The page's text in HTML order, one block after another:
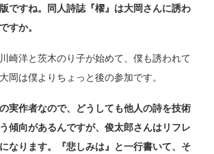
ですね。同人詩誌『櫂』は大岡さんに誘わ
すか。
崎洋と茨木のり子が始めて、僕も誘われて
岡は僕よりちょっと後の参加です。
作者なので、どうしても他人の詩を技術
傾向があるんですが、俊太郎さんはリフレ
なります。『悲しみは』と一行書いて、そ